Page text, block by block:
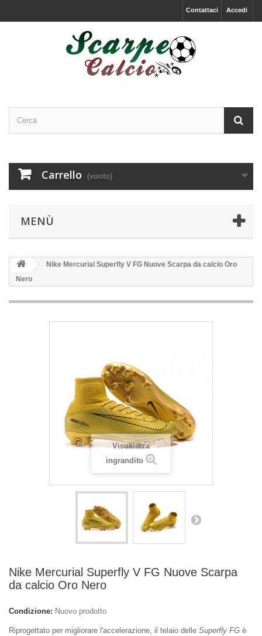
Accedi
Contattaci
Carrello (vuoto)
MENÙ
Nike Mercurial Superfly V FG Nuove Scarpa da calcio Oro
Nero
Visualizza
ingrandito
Nike Mercurial Superfly V FG Nuove Scarpa
da calcio Oro Nero
Condizione: Nuovo prodotto
Riprogettato per migliorare l'accelerazione, il telaio delle Superfly FG è